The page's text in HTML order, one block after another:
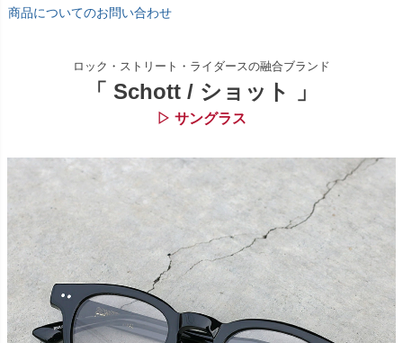
商品についてのお問い合わせ
ロック・ストリート・ライダースの融合ブランド
「 Schott / ショット 」
▷ サングラス